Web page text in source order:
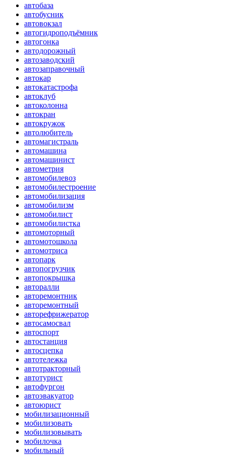
автобаза
автобусник
автовокзал
автогидроподъёмник
автогонка
автодорожный
автозаводский
автозаправочный
автокар
автокатастрофа
автоклуб
автоколонна
автокран
автокружок
автолюбитель
автомагистраль
автомашина
автомашинист
автометрия
автомобилевоз
автомобилестроение
автомобилизация
автомобилизм
автомобилист
автомобилистка
автомоторный
автомотошкола
автомотриса
автопарк
автопогрузчик
автопокрышка
авторалли
авторемонтник
авторемонтный
авторефрижератор
автосамосвал
автоспорт
автостанция
автосцепка
автотележка
автотракторный
автотурист
автофургон
автоэвакуатор
автоюрист
мобилизационный
мобилизовать
мобилизовывать
мобилочка
мобильный